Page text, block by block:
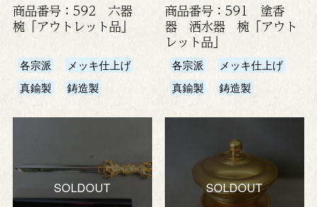
商品番号：592 六器
椀「アウトレット品」
各宗派
メッキ仕上げ
真鍮製
鋳造製
商品番号：591 塗香
器 洒水器 椀「アウト
レット品」
各宗派
メッキ仕上げ
真鍮製
鋳造製
SOLDOUT SOLDOUT